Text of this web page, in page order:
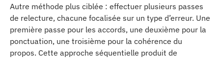
Autre méthode plus ciblée : effectuer plusieurs passes
de relecture, chacune focalisée sur un type d’erreur. Une
première passe pour les accords, une deuxième pour la
ponctuation, une troisième pour la cohérence du
propos. Cette approche séquentielle produit de